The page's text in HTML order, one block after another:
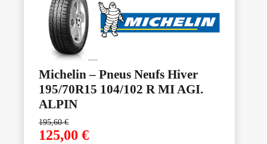
Michelin – Pneus Neufs Hiver
195/70R15 104/102 R MI AGI.
ALPIN
195,60€
125,00 €